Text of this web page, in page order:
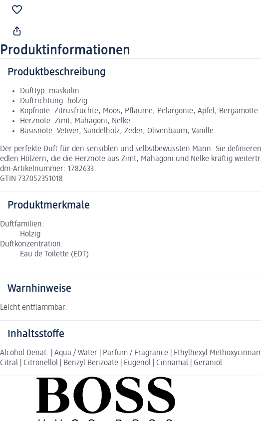
Produktinformationen
Produktbeschreibung
Dufttyp: maskulin
Duftrichtung: holzig
Kopfnote: Zitrusfrüchte, Moos, Pflaume, Pelargonie, Apfel, Bergamotte
Herznote: Zimt, Mahagoni, Nelke
Basisnote: Vetiver, Sandelholz, Zeder, Olivenbaum, Vanille
Der perfekte Duft für den sensiblen und selbstbewussten Mann. Sie
edlen Hölzern, die die Herznote aus Zimt, Mahagoni und Nelke kräftig
dm-Artikelnummer: 1782633
GTIN 737052351018
Produktmerkmale
Duftfamilien:
Holzig
Duftkonzentration:
Eau de Toilette (EDT)
Warnhinweise
Leicht entflammbar.
Inhaltsstoffe
Alcohol Denat. | Aqua / Water | Parfum / Fragrance | Ethylhexyl
Citral | Citronellol | Benzyl Benzoate | Eugenol | Cinnamal | Geraniol